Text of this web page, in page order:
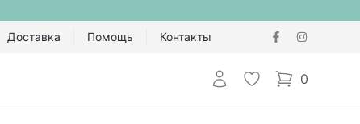
Доставка Помощь Контакты
Авторизоваться
Избранное
0
items in cart,